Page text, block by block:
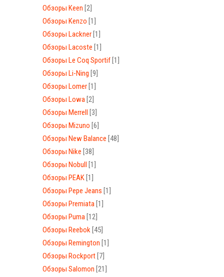
Обзоры Keen [2]
Обзоры Kenzo [1]
Обзоры Lackner [1]
Обзоры Lacoste [1]
Обзоры Le Coq Sportif [1]
Обзоры Li-Ning [9]
Обзоры Lomer [1]
Обзоры Lowa [2]
Обзоры Merrell [3]
Обзоры Mizuno [6]
Обзоры New Balance [48]
Обзоры Nike [38]
Обзоры Nobull [1]
Обзоры PEAK [1]
Обзоры Pepe Jeans [1]
Обзоры Premiata [1]
Обзоры Puma [12]
Обзоры Reebok [45]
Обзоры Remington [1]
Обзоры Rockport [7]
Обзоры Salomon [21]